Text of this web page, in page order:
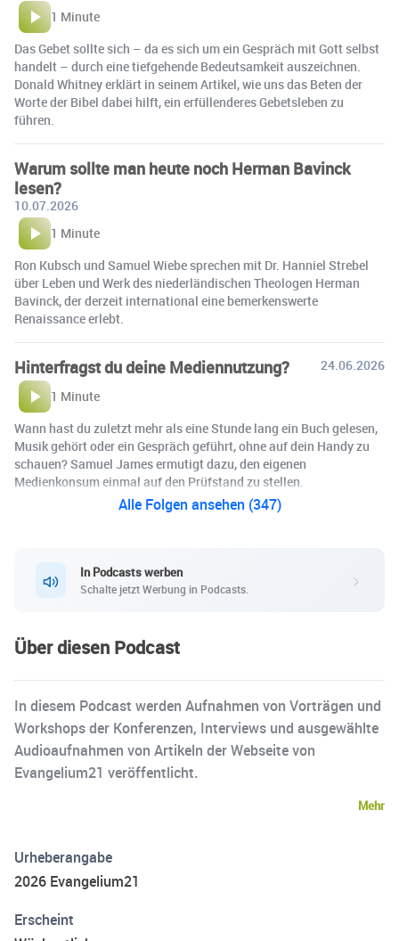
1 Minute
Das Gebet sollte sich – da es sich um ein Gespräch mit Gott selbst
handelt – durch eine tiefgehende Bedeutsamkeit auszeichnen.
Donald Whitney erklärt in seinem Artikel, wie uns das Beten der
Worte der Bibel dabei hilft, ein erfüllenderes Gebetsleben zu
führen.
Warum sollte man heute noch Herman Bavinck
lesen?
10.07.2026
1 Minute
Ron Kubsch und Samuel Wiebe sprechen mit Dr. Hanniel Strebel
über Leben und Werk des niederländischen Theologen Herman
Bavinck, der derzeit international eine bemerkenswerte
Renaissance erlebt.
Hinterfragst du deine Mediennutzung?
24.06.2026
1 Minute
Wann hast du zuletzt mehr als eine Stunde lang ein Buch gelesen,
Musik gehört oder ein Gespräch geführt, ohne auf dein Handy zu
schauen? Samuel James ermutigt dazu, den eigenen
Medienkonsum einmal auf den Prüfstand zu stellen.
Alle Folgen ansehen (347)
In Podcasts werben
Schalte jetzt Werbung in Podcasts.
Über diesen Podcast
In diesem Podcast werden Aufnahmen von Vorträgen und
Workshops der Konferenzen, Interviews und ausgewählte
Audioaufnahmen von Artikeln der Webseite von
Evangelium21 veröffentlicht.
Mehr
Urheberangabe
2026 Evangelium21
Erscheint